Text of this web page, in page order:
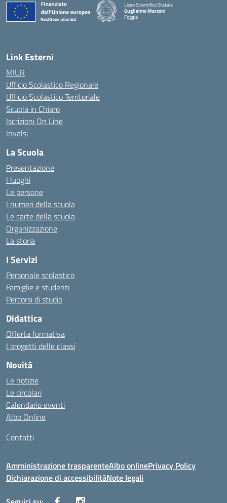
Liceo Scientifico Statale
Guglielmo Marconi
Foggia
— Visita la pagina iniziale della scuola
Link Esterni
MIUR
Ufficio Scolastico Regionale
Ufficio Scolastico Territoriale
Scuola in Chiaro
Iscrizioni On Line
Invalsi
La Scuola
Presentazione
I luoghi
Le persone
I numeri della scuola
Le carte della scuola
Organizzazione
La storia
I Servizi
Personale scolastico
Famiglie e studenti
Percorsi di studio
Didattica
Offerta formativa
I progetti delle classi
Novità
Le notizie
Le circolari
Calendario eventi
Albo Online
Contatti
Amministrazione trasparenteAlbo onlinePrivacy Policy
Dichiarazione di accessibilitàNote legali